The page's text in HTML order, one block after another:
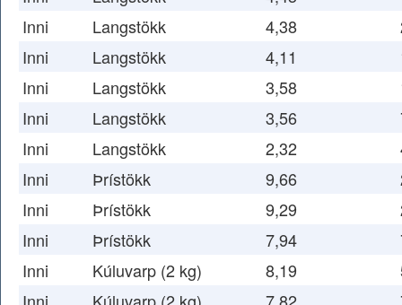
Inni
Langstökk 4,38
Inni
Langstökk 4,11
Inni
Langstökk 3,58
Inni
Langstökk 3,56
Inni
Langstökk 2,32
Inni
Þrístökk 9,66
Inni
Þrístökk 9,29
Inni
Þrístökk 7,94
Inni
Kúluvarp (2 kg) 8,19